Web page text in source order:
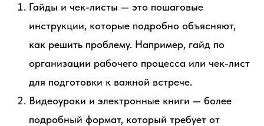
Гайды и чек-листы — это пошаговые
инструкции, которые подробно объясняют,
как решить проблему. Например, гайд по
организации рабочего процесса или чек-лист
для подготовки к важной встрече.
Видеоуроки и электронные книги — более
подробный формат, который требует от